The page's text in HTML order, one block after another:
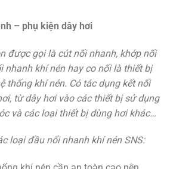
– phụ kiện dây hơi
được gọi là cút nối nhanh, khớp nối
nhanh khí nén hay co nối là thiết bị
thống khí nén. Có tác dụng kết nối
từ dây hơi vào các thiết bị sử dụng
và các loại thiết bị dùng hơi khác…
loại đầu nối nhanh khí nén SNS: